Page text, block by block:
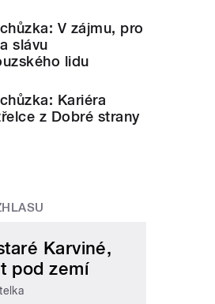
V zájmu, pro
slávu
lidu
Kariéra
z Dobré strany
Karviné,
pod zemí